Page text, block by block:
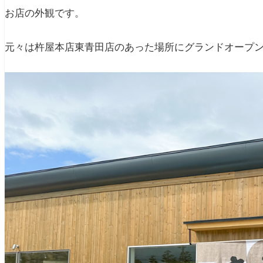
お店の外観です。
元々は杵屋本店東青田店のあった場所にグランドオープ